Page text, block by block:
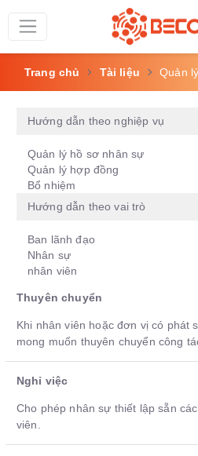
Trang chủ Tài liệu Quản
Hướng dẫn theo nghiệp vụ
Quản lý hồ sơ nhân sự
Quản lý hợp đồng
Bổ nhiệm
Hướng dẫn theo vai trò
Ban lãnh đạo
Nhân sự
nhân viên
Thuyên chuyển
Khi nhân viên hoặc đơn vị có phát
mong muốn thuyên chuyển công
Nghỉ việc
Cho phép nhân sự thiết lập sẵn
viên.